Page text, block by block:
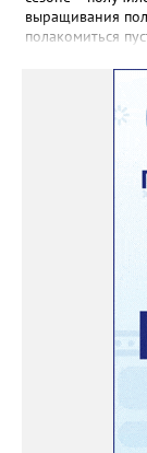
выращивания
полакомиться
называемых
(он жёлтый и,
кило вызрел.
полосатиков в
подкармливаю.
бахчеводы из
землячке:
пропадет
норма зрелости
размером с
людей и
нужно было
этого
Екатерина
Обсуждение
ВКОНТАКТЕ